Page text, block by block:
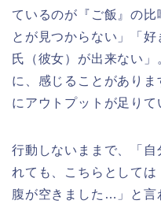
ているのが『ご飯』の比
とが見つからない」「
氏（彼女）が出来ない
に、感じることがあり
にアウトプットが足りて
行動しないままで、「
れても、こちらとして
腹が空きました…」と言